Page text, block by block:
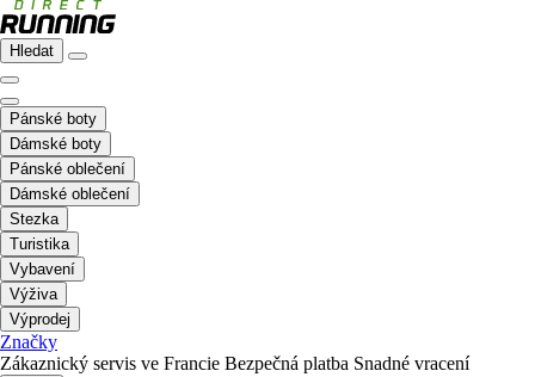
Hledat
Pánské boty
Dámské boty
Pánské oblečení
Dámské oblečení
Stezka
Turistika
Vybavení
Výživa
Výprodej
Značky
Zákaznický servis ve Francie Bezpečná platba Snadné vracení